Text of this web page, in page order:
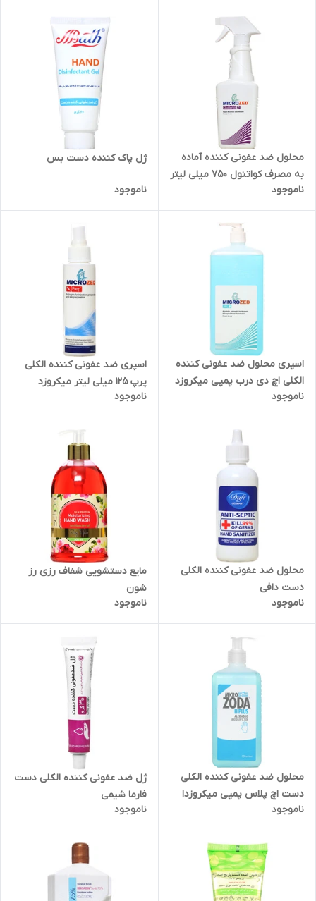
محلول ضد عفونی کننده آماده
به مصرف کواتنول 750 میلی لیتر
میکروزد
ناموجود
ژل پاک کننده دست بس
ناموجود
اسپری محلول ضد عفونی کننده
الکلی اچ دی درب پمپی میکروزد
ناموجود
اسپری ضد عفونی کننده الکلی
پرپ 125 میلی لیتر میکروزد
ناموجود
محلول ضد عفونی کننده الکلی
دست دافی
ناموجود
مایع دستشویی شفاف رزی رز
شون
ناموجود
محلول ضد عفونی کننده الکلی
دست اچ پلاس پمپی میکروزدا
ناموجود
ژل ضد عفونی کننده الکلی دست
فارما شیمی
ناموجود